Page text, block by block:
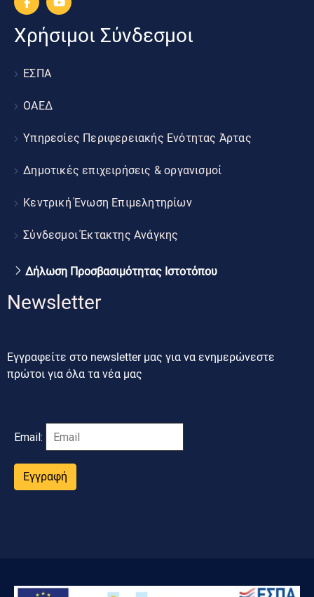
Χρήσιμοι Σύνδεσμοι
ΕΣΠΑ
ΟΑΕΔ
Υπηρεσίες Περιφερειακής Ενότητας Άρτας
Δημοτικές επιχειρήσεις & οργανισμοί
Κεντρική Ένωση Επιμελητηρίων
Σύνδεσμοι Έκτακτης Ανάγκης
Δήλωση Προσβασιμότητας Ιστοτόπου
Newsletter
Εγγραφείτε στο newsletter μας για να ενημερώνεστε
πρώτοι για όλα τα νέα μας
Email:
Εγγραφή